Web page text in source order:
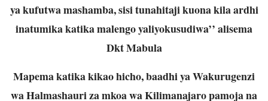
ya kufutwa mashamba, sisi tunahitaji kuona kila ardhi
inatumika katika malengo yaliyokusudiwa’’ alisema
Dkt Mabula
Mapema katika kikao hicho, baadhi ya Wakurugenzi
wa Halmashauri za mkoa wa Kilimanajaro pamoja na